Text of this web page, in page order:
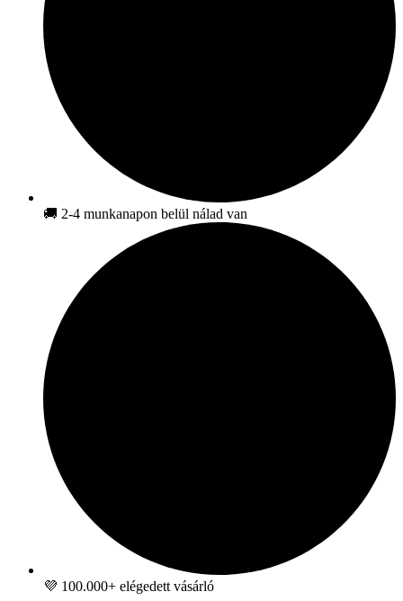
🚚 2-4 munkanapon belül nálad van
💜 100.000+ elégedett vásárló